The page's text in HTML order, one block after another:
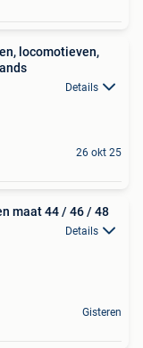
locomotieven,
Details
26 okt 25
maat 44 / 46 / 48
Details
Gisteren